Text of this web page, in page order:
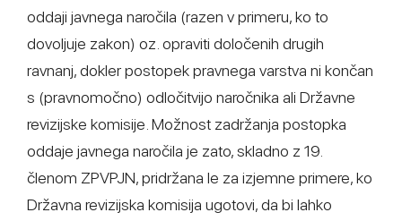
oddaji javnega naročila (razen v primeru, ko to
dovoljuje zakon) oz. opraviti določenih drugih
ravnanj, dokler postopek pravnega varstva ni končan
s (pravnomočno) odločitvijo naročnika ali Državne
revizijske komisije. Možnost zadržanja postopka
oddaje javnega naročila je zato, skladno z 19.
členom ZPVPJN, pridržana le za izjemne primere, ko
Državna revizijska komisija ugotovi, da bi lahko